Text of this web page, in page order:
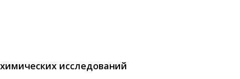
исследований